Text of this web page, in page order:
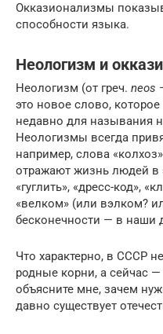
Окказионализмы
способности языка.
Неологизм и
Неологизм (от греч. neos
это новое слово,
недавно для называния
Неологизмы всегда
например, слова
отражают жизнь людей в
«гуглить», «дресс-код»,
«велком» (или вэлком?
бесконечности — в наши
Что характерно, в СССР
родные корни, а сейчас
объясните мне, зачем
давно существует